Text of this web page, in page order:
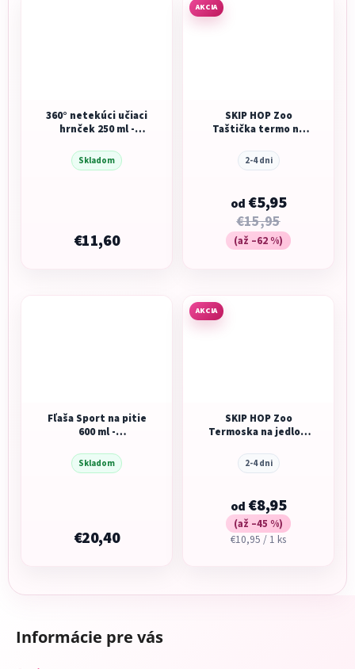
360° netekúci učiaci
hrnček 250 ml -
Skladom
€11,60
AKCIA
SKIP HOP Zoo
Taštička termo na
2-4 dni
od €5,95
€15,95
(až –62 %)
Fľaša Sport na pitie
600 ml -
Skladom
€20,40
AKCIA
SKIP HOP Zoo
Termoska na jedlo s
2-4 dni
od €8,95
(až –45 %)
Jednotková
€10,95 / 1 ks
Informácie pre vás